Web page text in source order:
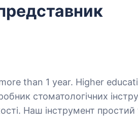
than 1 year. Higher education.
стоматологічних
Наш інструмент простий